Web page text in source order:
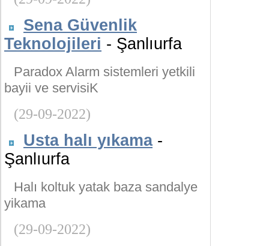
Sena Güvenlik
Teknolojileri - Şanlıurfa
Paradox Alarm sistemleri yetkili
bayii ve servisiK
(29-09-2022)
Usta halı yıkama-
Şanlıurfa
Halı koltuk yatak baza sandalye
yikama
(29-09-2022)